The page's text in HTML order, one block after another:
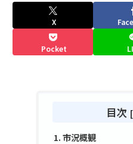
X
Pocket
目次
市況概観